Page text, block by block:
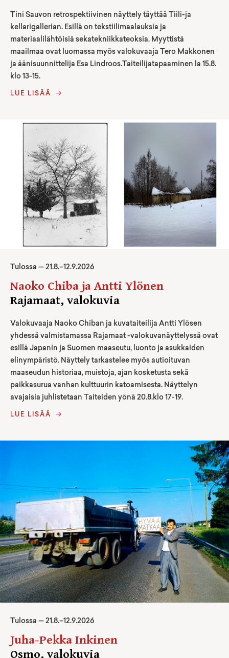
Tini Sauvon retrospektiivinen näyttely täyttää Tiili-ja
kellarigallerian. Esillä on tekstiilimaalauksia ja
materiaalilähtöisiä sekatekniikkateoksia. Myyttistä
maailmaa ovat luomassa myös valokuvaaja Tero Makkonen
ja äänisuunnittelija Esa Lindroos.Taiteilijatapaaminen la 15.8.
klo 13-15.
LUE LISÄÄ
Tulossa — 21.8.–12.9.2026
Naoko Chiba ja Antti Ylönen
Rajamaat, valokuvia
Valokuvaaja Naoko Chiban ja kuvataiteilija Antti Ylösen
yhdessä valmistamassa Rajamaat -valokuvanäyttelyssä ovat
esillä Japanin ja Suomen maaseutu, luonto ja asukkaiden
elinympäristö. Näyttely tarkastelee myös autioituvan
maaseudun historiaa, muistoja, ajan kosketusta sekä
paikkasurua vanhan kulttuurin katoamisesta. Näyttelyn
avajaisia juhlistetaan Taiteiden yönä 20.8.klo 17-19.
LUE LISÄÄ
Tulossa — 21.8.–12.9.2026
Juha-Pekka Inkinen
Osmo, valokuvia